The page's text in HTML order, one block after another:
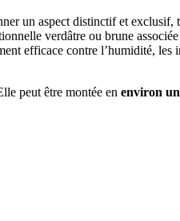
un aspect distinctif et exclusif,
verdâtre ou brune
efficace contre l’humidité, les
peut être montée en environ